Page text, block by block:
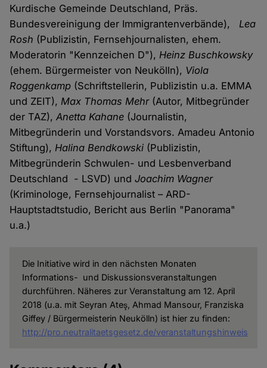
Kurdische Gemeinde Deutschland, Präs.
Bundesvereinigung der Immigrantenverbände),Lea
Rosh (Publizistin, Fernsehjournalisten, ehem.
Moderatorin "Kennzeichen D"),Heinz Buschkowsky
(ehem. Bürgermeister von Neukölln), Viola
Roggenkamp (Schriftstellerin, Publizistin u.a. EMMA
und ZEIT),Max Thomas Mehr(Autor, Mitbegründer
der TAZ),Anetta Kahane (Journalistin,
Mitbegründerin und Vorstandsvors. Amadeu Antonio
Stiftung),Halina Bendkowski (Publizistin,
Mitbegründerin Schwulen- und Lesbenverband
Deutschland - LSVD) undJoachim Wagner
(Kriminologe, Fernsehjournalist – ARD-
Hauptstadtstudio, Bericht aus Berlin "Panorama"
u.a.)
Die Initiative wird in den nächsten Monaten
Informations- und Diskussionsveranstaltungen
durchführen. Näheres zur Veranstaltung am 12. April
2018 (u.a. mit Seyran Ateş, Ahmad Mansour, Franziska
Giffey / Bürgermeisterin Neukölln) ist hier zu finden:
http://pro.neutralitaetsgesetz.de/veranstaltungshinweis